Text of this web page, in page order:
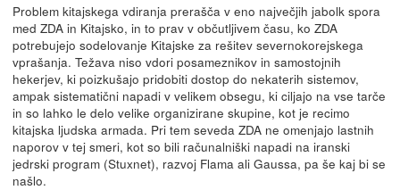
Problem kitajskega vdiranja prerašča v eno največjih jabolk spora
med ZDA in Kitajsko, in to prav v občutljivem času, ko ZDA
potrebujejo sodelovanje Kitajske za rešitev severnokorejskega
vprašanja. Težava niso vdori posameznikov in samostojnih
hekerjev, ki poizkušajo pridobiti dostop do nekaterih sistemov,
ampak sistematični napadi v velikem obsegu, ki ciljajo na vse tarče
in so lahko le delo velike organizirane skupine, kot je recimo
kitajska ljudska armada. Pri tem seveda ZDA ne omenjajo lastnih
naporov v tej smeri, kot so bili računalniški napadi na iranski
jedrski program (Stuxnet), razvoj Flama ali Gaussa, pa še kaj bi se
našlo.